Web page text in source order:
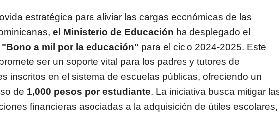
estratégica para aliviar las cargas económicas de las
el Ministerio de Educación ha desplegado el
"Bono a mil por la educación" para el ciclo 2024-2025. Este
ser un soporte vital para los padres y tutores de
inscritos en el sistema de escuelas públicas, ofreciendo un
de 1,000 pesos por estudiante. La iniciativa busca mitigar
financieras asociadas a la adquisición de útiles escolares,